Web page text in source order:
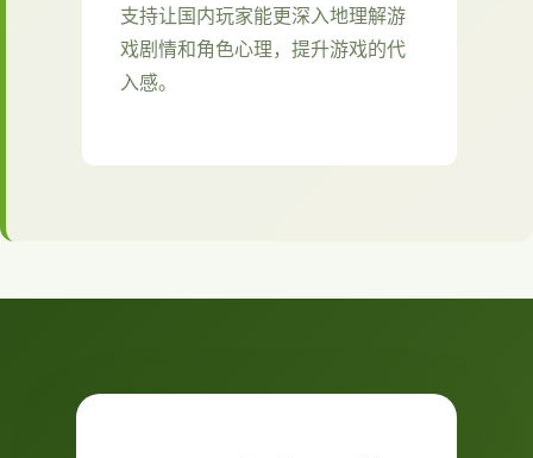
支持让国内玩家能更深入地理解游
戏剧情和角色心理，提升游戏的代
入感。